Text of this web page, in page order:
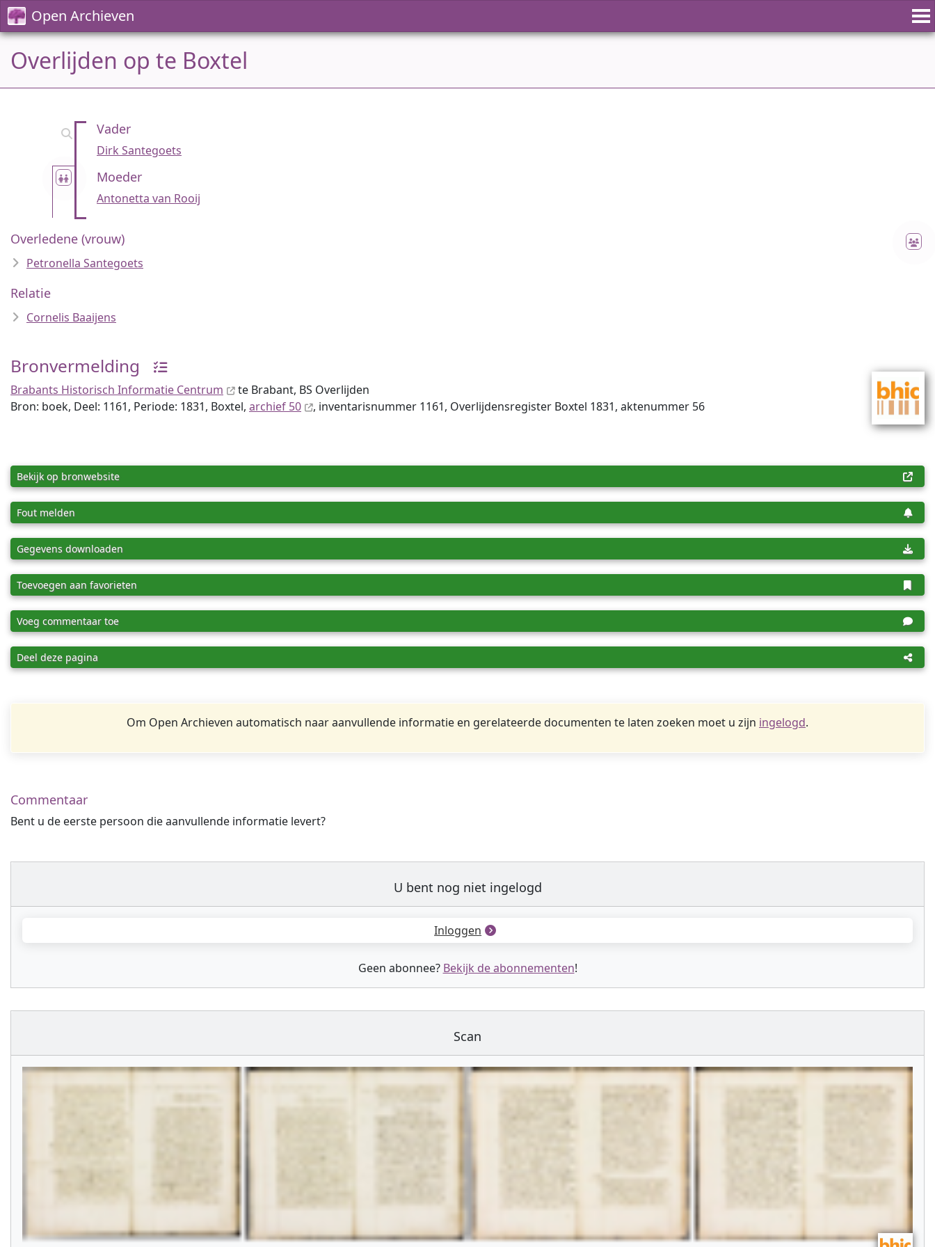
Open Archieven
Overlijden op te Boxtel
Vader
Dirk Santegoets
Moeder
Antonetta van Rooij
Overledene (vrouw)
Petronella Santegoets
Relatie
Cornelis Baaijens
Bronvermelding
Brabants Historisch Informatie Centrum
te Brabant, BS Overlijden
Bron: boek, Deel: 1161, Periode: 1831, Boxtel, archief 50 , inventaris­num­mer 1161, Overlijdensregister Boxtel 1831, aktenummer 56
Bekijk op bronwebsite
Fout melden
Gegevens downloaden
Toevoegen aan favorieten
Voeg commentaar toe
Deel deze pagina
Om Open Archieven automatisch naar aanvullende informatie en gerelateerde documenten te laten zoeken moet u zijn ingelogd.
Commentaar
Bent u de eerste persoon die aanvullende informatie levert?
U bent nog niet ingelogd
Inloggen
Geen abonnee? Bekijk de abonnementen!
Scan